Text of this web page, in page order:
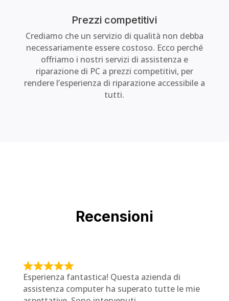
Prezzi competitivi
Crediamo che un servizio di qualità non debba
necessariamente essere costoso. Ecco perché
offriamo i nostri servizi di assistenza e
riparazione di PC a prezzi competitivi, per
rendere l’esperienza di riparazione accessibile a
tutti.
Recensioni
R
a
t
Esperienza fantastica! Questa azienda di
assistenza computer ha superato tutte le mie